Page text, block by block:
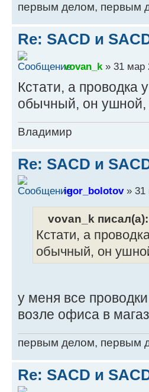
первым делом, первым
Re: SACD и
vovan_k » 31 мар
Кстати, а проводка
обычный, он ушной,
Владимир
Re: SACD и
igor_bolotov» 31
vovan_k писал(а):
Кстати, а
обычный, он
у меня все
возле офиса в
первым делом, первым
Re: SACD и